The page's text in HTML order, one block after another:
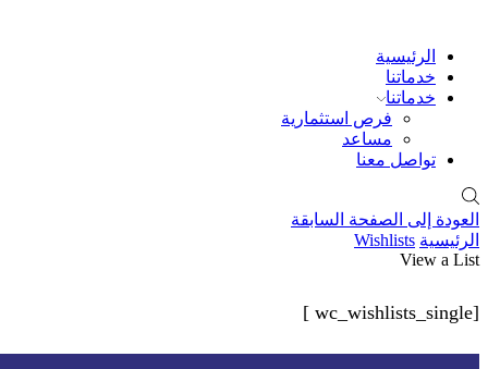
الرئيسية
خدماتنا
خدماتنا
فرص استثمارية
مساعد
تواصل معنا
العودة إلى الصفحة السابقة
الرئيسية Wishlists
View a List
[wc_wishlists_single ]